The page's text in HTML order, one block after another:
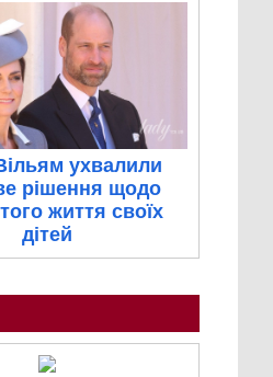
ухвалили
рішення щодо
життя своїх
дітей